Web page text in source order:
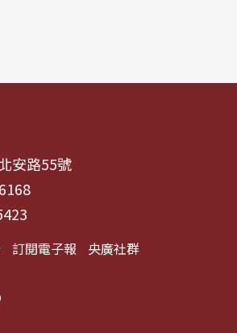
安路55號
訂閱電子報 央廣社群